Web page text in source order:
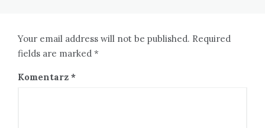
Your email address will not be published. Required
fields are marked *
Komentarz *